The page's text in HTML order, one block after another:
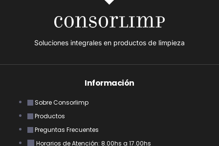
Soluciones integrales en productos de limpieza
Información
Sobre Consorlimp
Productos
Preguntas Frecuentes
Horarios de Atención: 8.00hs a 17.00hs